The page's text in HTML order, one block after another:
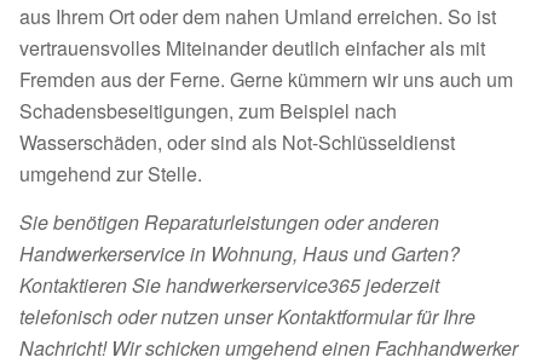
aus Ihrem Ort oder dem nahen Umland erreichen. So ist
vertrauensvolles Miteinander deutlich einfacher als mit
Fremden aus der Ferne. Gerne kümmern wir uns auch um
Schadensbeseitigungen, zum Beispiel nach
Wasserschäden, oder sind als Not-Schlüsseldienst
umgehend zur Stelle.
Sie benötigen Reparaturleistungen oder anderen
Handwerkerservice in Wohnung, Haus und Garten?
Kontaktieren Sie handwerkerservice365 jederzeit
telefonisch oder nutzen unser Kontaktformular für Ihre
Nachricht! Wir schicken umgehend einen Fachhandwerker